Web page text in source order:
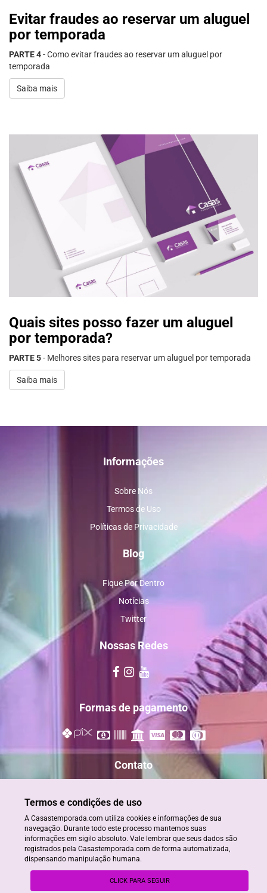
Evitar fraudes ao reservar um aluguel
por temporada
PARTE 4- Como evitar fraudes ao reservar um aluguel por
temporada
Saiba mais
Quais sites posso fazer um aluguel
por temporada?
PARTE 5- Melhores sites para reservar um aluguel por temporada
Saiba mais
Informações
Sobre Nós
Termos de Uso
Políticas de Privacidade
Blog
Fique Por Dentro
Notícias
Twitter
Nossas Redes
Formas de pagamento
Contato
+55 73 98884-2820/ 99909-0808
© Aluguéis de Temporada em Porto Seguro - CRECI- BA 22930
powered by stays.net
Termos e condições de uso
A Casastemporada.com utiliza cookies e informações de sua
navegação. Durante todo este processo mantemos suas
informações em sigilo absoluto. Vale lembrar que seus dados são
registrados pela Casastemporada.com de forma automatizada,
dispensando manipulação humana.
CLICK PARA SEGUIR